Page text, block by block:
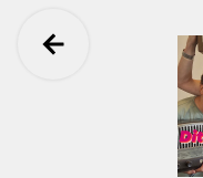
Ga terug